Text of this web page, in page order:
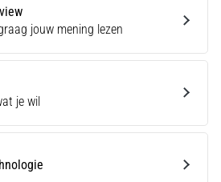
jouw mening lezen
je wil